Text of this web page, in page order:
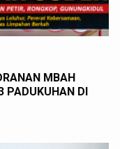
MBAH
PADUKUHAN DI